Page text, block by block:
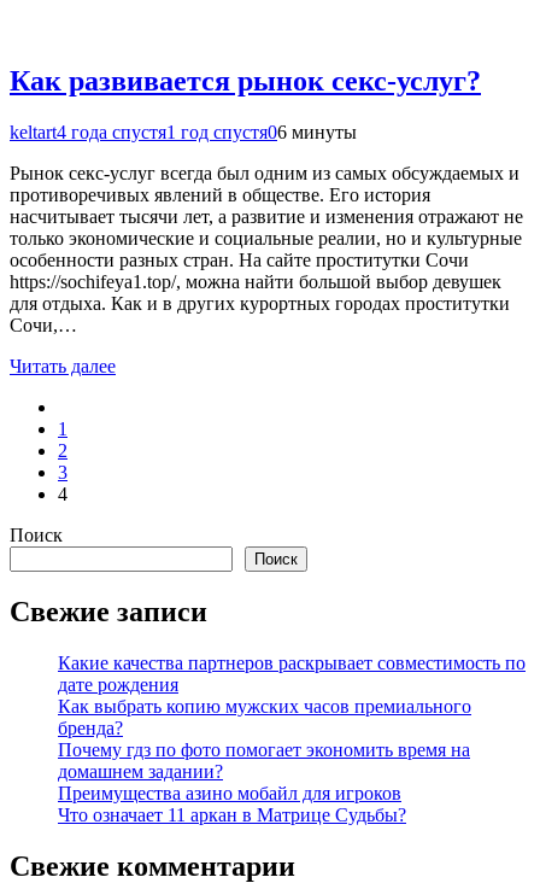
Как развивается рынок секс-услуг?
keltart4 года спустя1 год спустя06 минуты
Рынок секс-услуг всегда был одним из самых обсуждаемых и
противоречивых явлений в обществе. Его история
насчитывает тысячи лет, а развитие и изменения отражают не
только экономические и социальные реалии, но и культурные
особенности разных стран. На сайте проститутки Сочи
https://sochifeya1.top/, можна найти большой выбор девушек
для отдыха. Как и в других курортных городах проститутки
Сочи,…
Читать далее
1
2
3
4
Поиск
Поиск
Свежие записи
Какие качества партнеров раскрывает совместимость по
дате рождения
Как выбрать копию мужских часов премиального
бренда?
Почему гдз по фото помогает экономить время на
домашнем задании?
Преимущества азино мобайл для игроков
Что означает 11 аркан в Матрице Судьбы?
Свежие комментарии